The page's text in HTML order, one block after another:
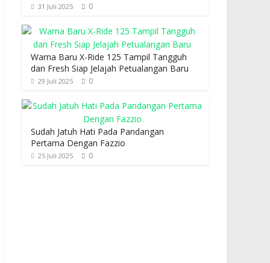
31 Juli 2025 0
Warna Baru X-Ride 125 Tampil Tangguh
dan Fresh Siap Jelajah Petualangan Baru
29 Juli 2025 0
Sudah Jatuh Hati Pada Pandangan
Pertama Dengan Fazzio
25 Juli 2025 0